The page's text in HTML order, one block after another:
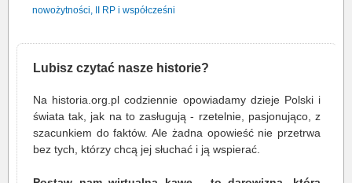
nowożytności, II RP i współcześni
Lubisz czytać nasze historie?
Na historia.org.pl codziennie opowiadamy dzieje Polski i
świata tak, jak na to zasługują - rzetelnie, pasjonująco, z
szacunkiem do faktów. Ale żadna opowieść nie przetrwa
bez tych, którzy chcą jej słuchać i ją wspierać.